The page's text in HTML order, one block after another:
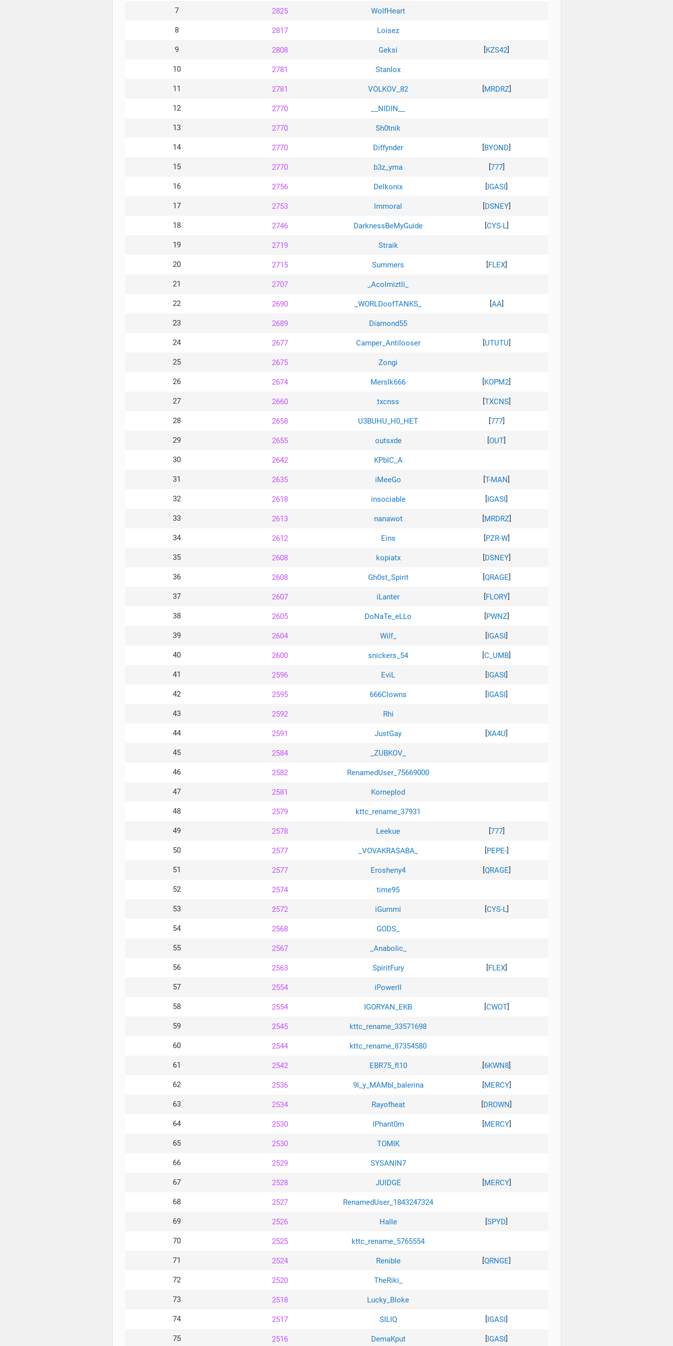
7 2825 WoIfHeart
8 2817 Loisez
9 2808 Geksi [KZS42]
10 2781 Stanlox
11 2781 VOLKOV_82 [MRDRZ]
12 2770 __NIDIN__
13 2770 Sh0tnik
14 2770 Diffynder [BYOND]
15 2770 b3z_yma [777]
16 2756 Delkonix [IGASI]
17 2753 lmmoral [DSNEY]
18 2746 DarknessBeMyGuide [CYS-L]
19 2719 Straik
20 2715 Summers [FLEX]
21 2707 _Acolmiztli_
22 2690 _WORLDoofTANKS_ [AA]
23 2689 Diamond55
24 2677 Camper_Antilooser [UTUTU]
25 2675 Zongi
26 2674 Merslk666 [KOPM2]
27 2660 txcnss [TXCNS]
28 2658 U3BUHU_H0_HET [777]
29 2655 outsxde [OUT]
30 2642 KPblC_A
31 2635 iMeeGo [T-MAN]
32 2618 insociable [IGASI]
33 2613 nanawot [MRDRZ]
34 2612 Eins [PZR-W]
35 2608 kopiatx [DSNEY]
36 2608 Gh0st_Spirit [QRAGE]
37 2607 iLanter [FLORY]
38 2605 DoNaTe_eLLo [PWNZ]
39 2604 Wilf_ [IGASI]
40 2600 snickers_54 [C_UMB]
41 2596 EviL [IGASI]
42 2595 666Clowns [IGASI]
43 2592 Rhi
44 2591 JustGay [XA4U]
45 2584 _ZUBKOV_
46 2582 RenamedUser_75669000
47 2581 KornepIod
48 2579 kttc_rename_37931
49 2578 Leekue [777]
50 2577 _VOVAKRASABA_ [PEPE-]
51 2577 Erosheny4 [QRAGE]
52 2574 time95
53 2572 iGummi [CYS-L]
54 2568 GODS_
55 2567 _AnaboIic_
56 2563 SpiritFury [FLEX]
57 2554 iPowerll
58 2554 IGORYAN_EKB [CWOT]
59 2545 kttc_rename_33571698
60 2544 kttc_rename_87354580
61 2542 EBR75_fl10 [6KWN8]
62 2536 9l_y_MAMbl_balerina [MERCY]
63 2534 Rayofheat [DROWN]
64 2530 IPhant0m [MERCY]
65 2530 TOMIK
66 2529 SYSANIN7
67 2528 JUlDGE [MERCY]
68 2527 RenamedUser_1843247324
69 2526 Halle [SPYD]
70 2525 kttc_rename_5765554
71 2524 Renible [QRNGE]
72 2520 TheRiki_
73 2518 Lucky_Bloke
74 2517 SILIQ [IGASI]
75 2516 DemaKput [IGASI]